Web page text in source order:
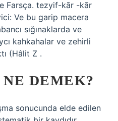
Ve bu garip macera
sığınaklarda ve
kahkahalar ve zehirli
(Hâlit Z .
DEMEK?
sonucunda elde edilen